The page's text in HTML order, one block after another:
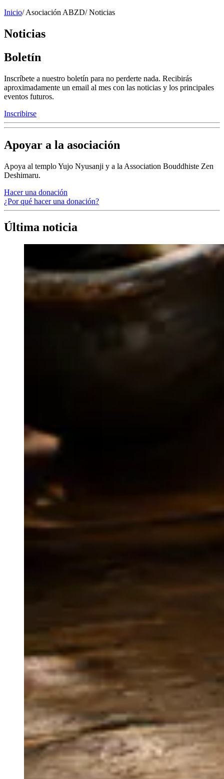
Inicio/ Asociación ABZD/ Noticias
Noticias
Boletín
Inscríbete a nuestro boletín para no perderte nada. Recibirás
aproximadamente un email al mes con las noticias y los principales
eventos futuros.
Inscribirse
Apoyar a la asociación
Apoya al templo Yujo Nyusanji y a la Association Bouddhiste Zen
Deshimaru.
Hacer una donación
¿Por qué hacer una donación?
Última noticia